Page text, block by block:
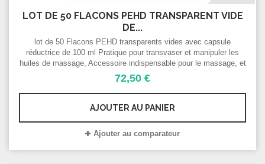
LOT DE 50 FLACONS PEHD TRANSPARENT VIDE
DE...
lot de 50 Flacons PEHD transparents vides avec capsule
réductrice de 100 ml Pratique pour transvaser et manipuler les
huiles de massage, Accessoire indispensable pour le massage, et
les soins du corps et du visage Pot vide cosmétique/ gel
hydroalcoolique
72,50 €
AJOUTER AU PANIER
Ajouter au comparateur